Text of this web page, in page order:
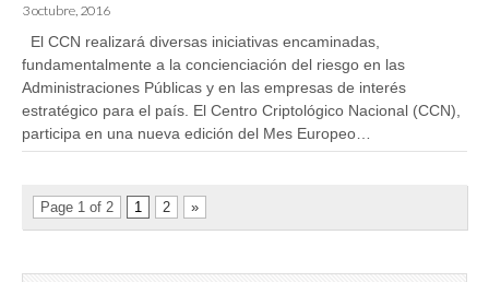
3 octubre, 2016
El CCN realizará diversas iniciativas encaminadas,
fundamentalmente a la concienciación del riesgo en las
Administraciones Públicas y en las empresas de interés
estratégico para el país. El Centro Criptológico Nacional (CCN),
participa en una nueva edición del Mes Europeo…
Page 1 of 2 1 2 »